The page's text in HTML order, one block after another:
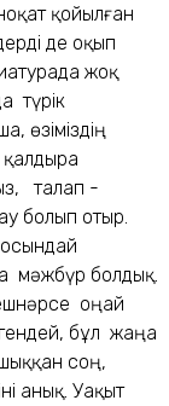
қойылған
де оқып
жоқ
түрік
өзіміздің
талап -
болып отыр.
мәжбүр болдық.
оңай
бұл жаңа
шыққан соң,
анық. Уақыт